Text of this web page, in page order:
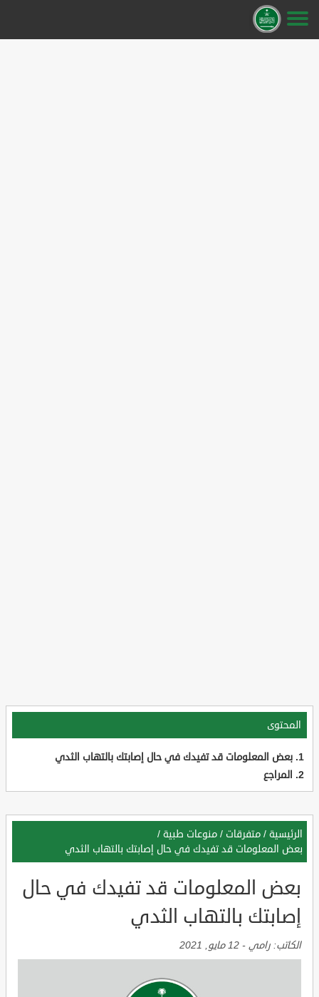
المحتوى
بعض المعلومات قد تفيدك في حال إصابتك بالتهاب الثدي
المراجع
الرئيسية / متفرقات / منوعات طبية /
بعض المعلومات قد تفيدك في حال إصابتك بالتهاب الثدي
بعض المعلومات قد تفيدك في حال
إصابتك بالتهاب الثدي
الكاتب: رامي - 12 مايو, 2021